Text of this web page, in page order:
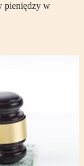
pieniędzy w